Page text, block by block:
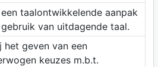
taalontwikkelende aanpak
van uitdagende taal.
geven van een
keuzes m.b.t.